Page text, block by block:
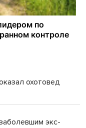
охотовед
экс-